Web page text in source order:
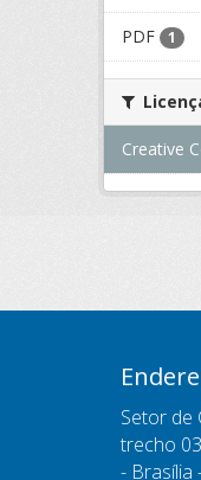
PDF 1
Creative
Setor de
trecho
- Brasília